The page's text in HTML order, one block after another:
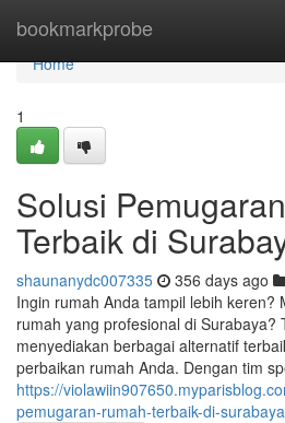
bookmarkprobe
Home
Home
1
Solusi
Terbaik di
shaunanydc007335 356 days ago
Ingin rumah Anda tampil lebih keren?
rumah yang profesional di Surabaya?
menyediakan berbagai alternatif
perbaikan rumah Anda. Dengan tim
https://
pemugaran-rumah-terbaik-di-surabaya